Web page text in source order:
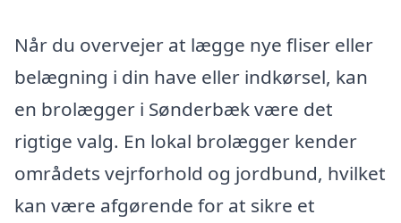
Når du overvejer at lægge nye fliser eller
belægning i din have eller indkørsel, kan
en brolægger i Sønderbæk være det
rigtige valg. En lokal brolægger kender
områdets vejrforhold og jordbund, hvilket
kan være afgørende for at sikre et